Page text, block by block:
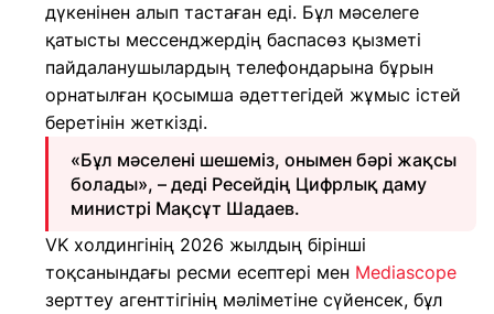
дүкенінен алып тастаған еді. Бұл мәселеге
қатысты мессенджердің баспасөз қызметі
пайдаланушылардың телефондарына бұрын
орнатылған қосымша әдеттегідей жұмыс істей
беретінін жеткізді.
«Бұл мәселені шешеміз, онымен бәрі жақсы
болады», – деді Ресейдің Цифрлық даму
министрі Мақсұт Шадаев.
VK холдингінің 2026 жылдың бірінші
тоқсанындағы ресми есептері мен Mediascope
зерттеу агенттігінің мәліметіне сүйенсек, бұл